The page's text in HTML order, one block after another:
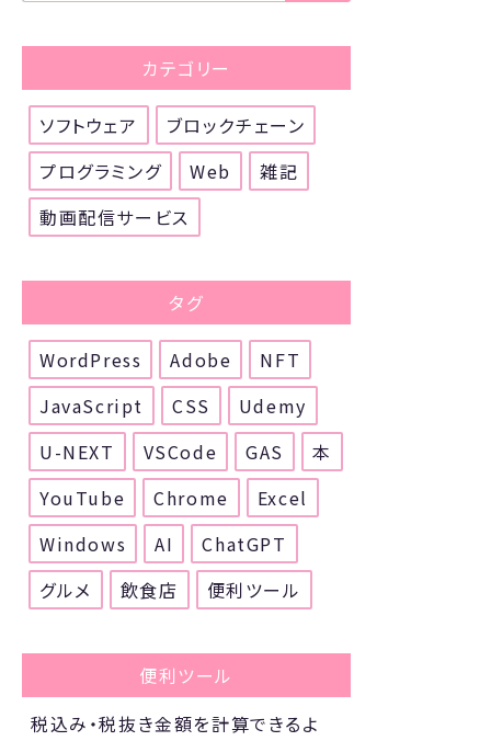
カテゴリー
ソフトウェア
ブロックチェーン
プログラミング
Web
雑記
動画配信サービス
タグ
WordPress Adobe
NFT
JavaScript
CSS
Udemy
U-NEXT
VSCode GAS
本
YouTube
Chrome
Excel
Windows
AI
ChatGPT
グルメ
飲食店 便利ツール
便利ツール
税込み・税抜き金額を計算できるよ